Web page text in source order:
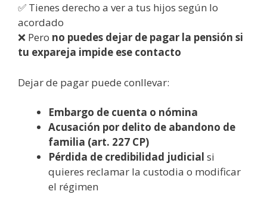
✅ Tienes derecho a ver a tus hijos según lo
acordado
❌ Pero no puedes dejar de pagar la pensión si
tu expareja impide ese contacto
Dejar de pagar puede conllevar:
Embargo de cuenta o nómina
Acusación por delito de abandono de
familia (art. 227 CP)
Pérdida de credibilidad judicial si
quieres reclamar la custodia o modificar
el régimen